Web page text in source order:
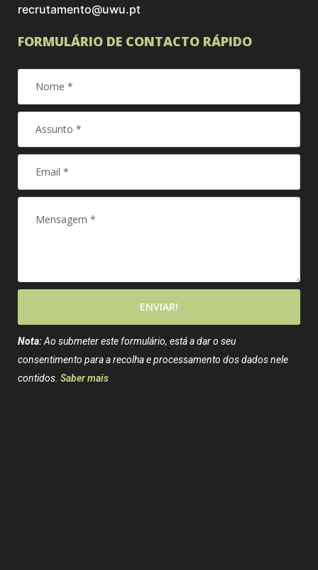
recrutamento@uwu.pt
FORMULÁRIO DE CONTACTO RÁPIDO
ENVIAR!
Nota:Ao submeter este formulário, está a dar o seu
consentimento para a recolha e processamento dos dados nele
contidos. Saber mais